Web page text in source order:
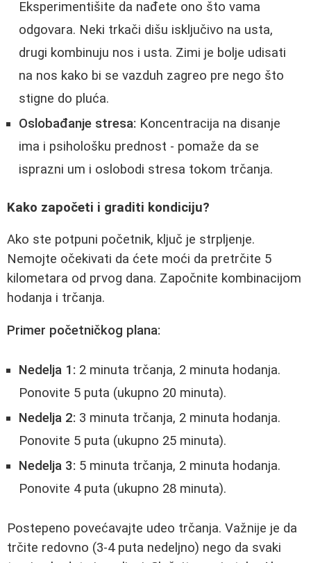
Eksperimentišite da nađete ono što vama
odgovara. Neki trkači dišu isključivo na usta,
drugi kombinuju nos i usta. Zimi je bolje udisati
na nos kako bi se vazduh zagreo pre nego što
stigne do pluća.
Oslobađanje stresa: Koncentracija na disanje
ima i psihološku prednost - pomaže da se
isprazni um i oslobodi stresa tokom trčanja.
Kako započeti i graditi kondiciju?
Ako ste potpuni početnik, ključ je strpljenje.
Nemojte očekivati da ćete moći da pretrčite 5
kilometara od prvog dana. Započnite kombinacijom
hodanja i trčanja.
Primer početničkog plana:
Nedelja 1: 2 minuta trčanja, 2 minuta hodanja.
Ponovite 5 puta (ukupno 20 minuta).
Nedelja 2: 3 minuta trčanja, 2 minuta hodanja.
Ponovite 5 puta (ukupno 25 minuta).
Nedelja 3: 5 minuta trčanja, 2 minuta hodanja.
Ponovite 4 puta (ukupno 28 minuta).
Postepeno povećavajte udeo trčanja. Važnije je da
trčite redovno (3-4 puta nedeljno) nego da svaki